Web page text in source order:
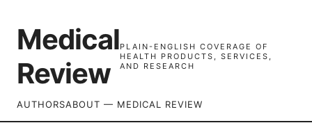
Medical
Review
PLAIN-ENGLISH COVERAGE OF
HEALTH PRODUCTS, SERVICES,
AND RESEARCH
AUTHORSABOUT — MEDICAL REVIEW